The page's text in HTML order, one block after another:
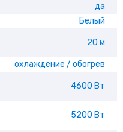
да
Белый
20 м
охлаждение / обогрев
4600 Вт
5200 Вт